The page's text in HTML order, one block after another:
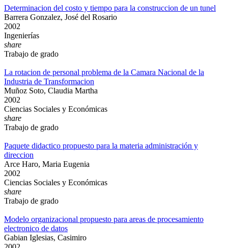
Determinacion del costo y tiempo para la construccion de un tunel
Barrera Gonzalez, José del Rosario
2002
Ingenierías
share
Trabajo de grado
La rotacion de personal problema de la Camara Nacional de la
Industria de Transformacion
Muñoz Soto, Claudia Martha
2002
Ciencias Sociales y Económicas
share
Trabajo de grado
Paquete didactico propuesto para la materia administración y
direccion
Arce Haro, Maria Eugenia
2002
Ciencias Sociales y Económicas
share
Trabajo de grado
Modelo organizacional propuesto para areas de procesamiento
electronico de datos
Gabian Iglesias, Casimiro